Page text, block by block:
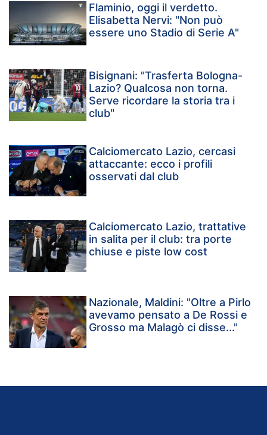
Flaminio, oggi il verdetto.
Elisabetta Nervi: "Non può
essere uno Stadio di Serie A"
Bisignani: "Trasferta Bologna-
Lazio? Qualcosa non torna.
Serve ricordare la storia tra i
club"
Calciomercato Lazio, cercasi
attaccante: ecco i profili
osservati dal club
Calciomercato Lazio, trattative
in salita per il club: tra porte
chiuse e piste low cost
Nazionale, Maldini: "Oltre a Pirlo
avevamo pensato a De Rossi e
Grosso ma Malagò ci disse..."